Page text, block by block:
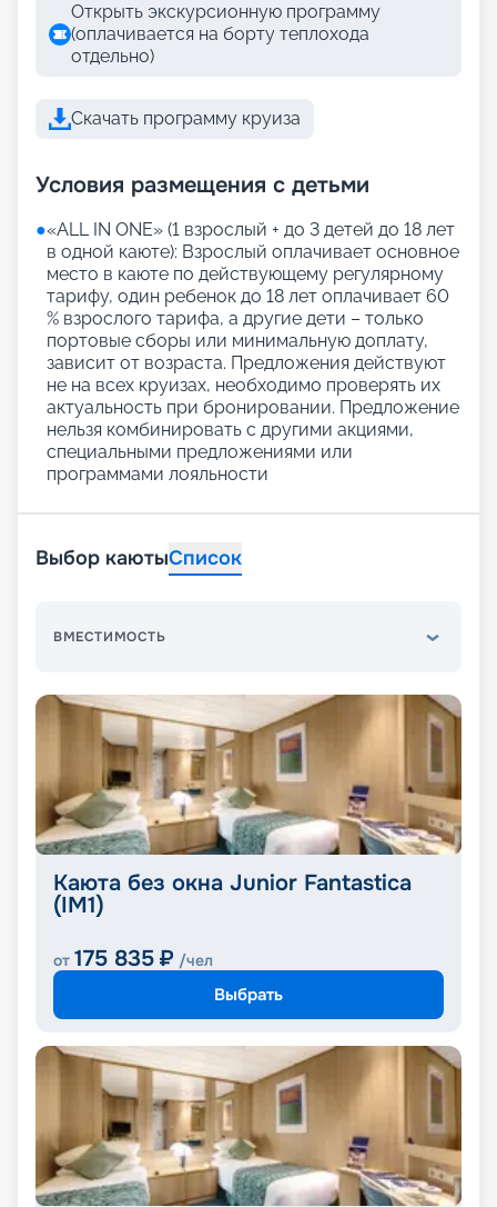
Открыть экскурсионную программу
(оплачивается на борту теплохода
отдельно)
Скачать программу круиза
Условия размещения с детьми
●«АLL IN ONE» (1 взрослый + до 3 детей до 18 лет
в одной каюте): Взрослый оплачивает основное
место в каюте по действующему регулярному
тарифу, один ребенок до 18 лет оплачивает 60
% взрослого тарифа, а другие дети – только
портовые сборы или минимальную доплату,
зависит от возраста. Предложения действуют
не на всех круизах, необходимо проверять их
актуальность при бронировании. Предложение
нельзя комбинировать с другими акциями,
специальными предложениями или
программами лояльности
Выбор каютыСписок
ВМЕСТИМОСТЬ
Каюта без окна Junior Fantastica
(IM1)
от 175 835 ₽ /чел
Выбрать